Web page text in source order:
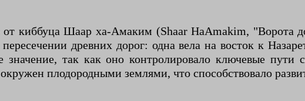
от киббуца Шаар ха-Амаким (Shaar HaAmakim, "Ворота
древних дорог: одна вела на восток к
значение, так как оно контролировало ключевые
плодородными землями, что способствовало